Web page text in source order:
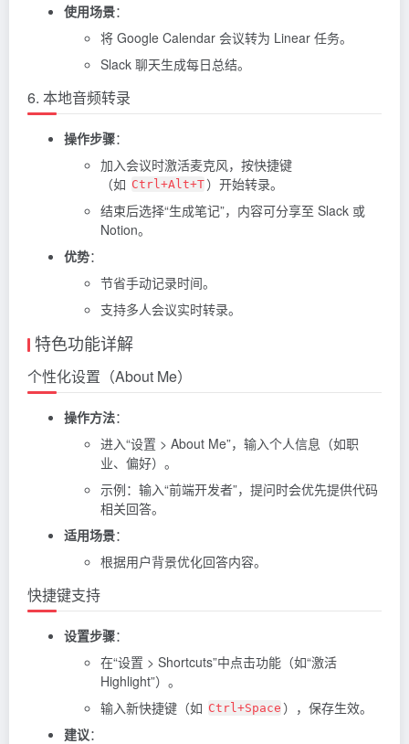
使用场景：
将 Google Calendar 会议转为 Linear 任务。
Slack 聊天生成每日总结。
6. 本地音频转录
操作步骤：
加入会议时激活麦克风，按快捷键
（如 Ctrl+Alt+T ）开始转录。
结束后选择“生成笔记”，内容可分享至 Slack 或
Notion。
优势：
节省手动记录时间。
支持多人会议实时转录。
特色功能详解
个性化设置（About Me）
操作方法：
进入“设置 > About Me”，输入个人信息（如职
业、偏好）。
示例：输入“前端开发者”，提问时会优先提供代码
相关回答。
适用场景：
根据用户背景优化回答内容。
快捷键支持
设置步骤：
在“设置 > Shortcuts”中点击功能（如“激活
Highlight”）。
输入新快捷键（如 Ctrl+Space ），保存生效。
建议：